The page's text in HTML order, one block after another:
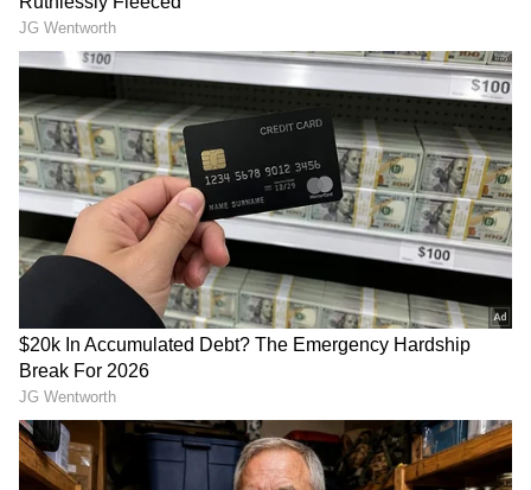
டிஎன்ஃபிஎல் கிரிக்கெட்:
திண்டுக்கல் டிராகன்ஸை வீழ்த்தி
நெல்லை ராயல் கிங்ஸ் அபார
வெற்றி!
சேப்பாக் சூப்பர் கில்லீஸ்
அணியை வீழ்த்தி ஐடிரீம்
திருப்பூர் தமிழன்ஸ் அபார
வெற்றி!